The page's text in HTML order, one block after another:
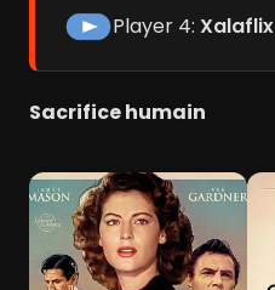
Player 4: Xalaflix
Sacrifice humain